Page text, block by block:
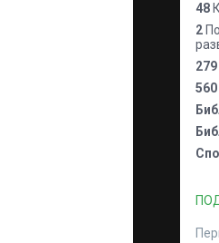
48
2
279
560